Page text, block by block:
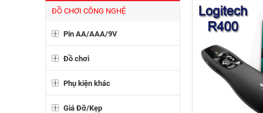
ĐỒ CHƠI CÔNG NGHỆ
Pin AA/AAA/9V
Đồ chơi
Phụ kiện khác
Giá Đỡ/Kẹp